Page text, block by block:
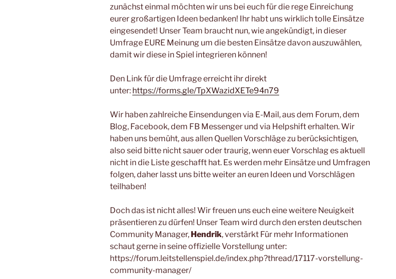
zunächst einmal möchten wir uns bei euch für die rege Einreichung
eurer großartigen Ideen bedanken! Ihr habt uns wirklich tolle Einsätze
eingesendet! Unser Team braucht nun, wie angekündigt, in dieser
Umfrage EURE Meinung um die besten Einsätze davon auszuwählen,
damit wir diese in Spiel integrieren können!
Den Link für die Umfrage erreicht ihr direkt
unter: https://forms.gle/TpXWazidXETe94n79
Wir haben zahlreiche Einsendungen via E-Mail, aus dem Forum, dem
Blog, Facebook, dem FB Messenger und via Helpshift erhalten. Wir
haben uns bemüht, aus allen Quellen Vorschläge zu berücksichtigen,
also seid bitte nicht sauer oder traurig, wenn euer Vorschlag es aktuell
nicht in die Liste geschafft hat. Es werden mehr Einsätze und Umfragen
folgen, daher lasst uns bitte weiter an euren Ideen und Vorschlägen
teilhaben!
Doch das ist nicht alles! Wir freuen uns euch eine weitere Neuigkeit
präsentieren zu dürfen! Unser Team wird durch den ersten deutschen
Community Manager, Hendrik, verstärkt Für mehr Informationen
schaut gerne in seine offizielle Vorstellung unter:
https://forum.leitstellenspiel.de/index.php?thread/17117-vorstellung-
community-manager/